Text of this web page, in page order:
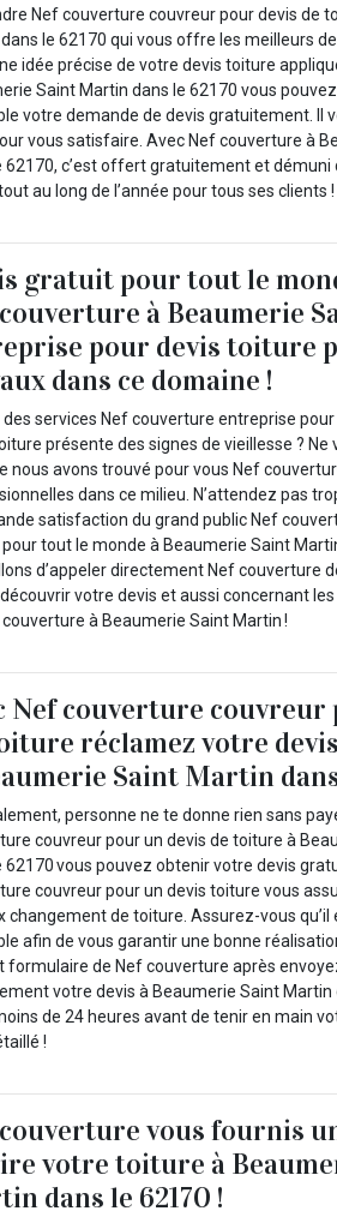
Nef couverture couvreur pour devis de
le 62170 qui vous offre les meilleurs
idée précise de votre devis toiture
Saint Martin dans le 62170 vous
votre demande de devis gratuitement. Il
vous satisfaire. Avec Nef couverture à
62170, c’est offert gratuitement et
au long de l’année pour tous ses clients !
gratuit pour tout le
à Beaumerie
pour devis toiture
dans ce domaine !
des services Nef couverture entreprise
présente des signes de vieillesse ? Ne
nous avons trouvé pour vous Nef
dans ce milieu. N’attendez pas
satisfaction du grand public Nef
tout le monde à Beaumerie Saint
d’appeler directement Nef couverture
votre devis et aussi concernant
à Beaumerie Saint Martin !
Nef couverture couvreur
réclamez votre
Saint Martin
personne ne te donne rien sans
couvreur pour un devis de toiture à
62170 vous pouvez obtenir votre devis
couvreur pour un devis toiture vous
changement de toiture. Assurez-vous
afin de vous garantir une bonne
formulaire de Nef couverture après
votre devis à Beaumerie Saint Martin
de 24 heures avant de tenir en main
!
vous fournis
votre toiture à
dans le 62170 !